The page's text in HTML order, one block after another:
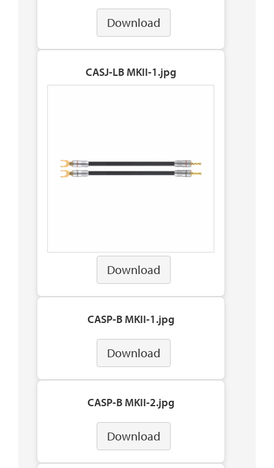
Download
CASJ-LB MKII-1.jpg
Download
CASP-B MKII-1.jpg
Download
CASP-B MKII-2.jpg
Download